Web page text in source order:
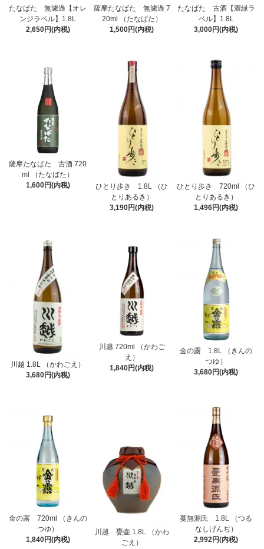
たなばた 無濾過【オレ
ンジラベル】1.8L
2,650円(内税)
薩摩たなばた 無濾過 7
20ml （たなばた）
1,500円(内税)
たなばた 古酒【濃緑ラ
ベル】1.8L
3,000円(内税)
薩摩たなばた 古酒 720
ml （たなばた）
1,600円(内税)
ひとり歩き 1.8L （ひ
とりあるき）
3,190円(内税)
ひとり歩き 720ml （ひ
とりあるき）
1,496円(内税)
川越 1.8L （かわごえ）
3,680円(内税)
川越 720ml （かわご
え）
1,840円(内税)
金の露 1.8L （きんの
つゆ）
3,680円(内税)
金の露 720ml （きんの
つゆ）
1,840円(内税)
川越 甕壷 1.8L （かわ
ごえ）
蔓無源氏 1.8L （つる
なしげんぢ）
2,992円(内税)